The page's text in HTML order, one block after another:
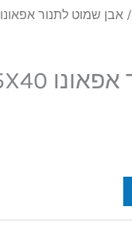
/ אבן שמוט לתנור אפאונו 35X40 ס"מ 1 ס"מ עובי